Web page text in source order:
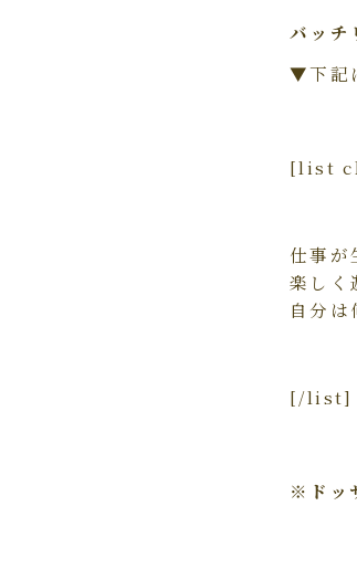
バッチ
▼下記
[list
仕事が
楽しく
自分は
[/list]
※ドッ